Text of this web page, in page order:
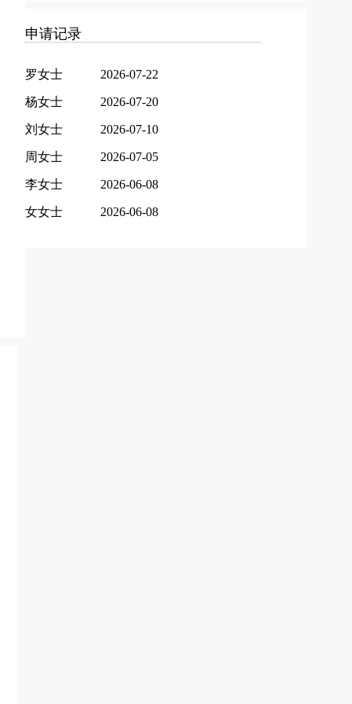
申请记录
罗女士 2026-07-22
杨女士 2026-07-20
刘女士 2026-07-10
周女士 2026-07-05
李女士 2026-06-08
女女士 2026-06-08